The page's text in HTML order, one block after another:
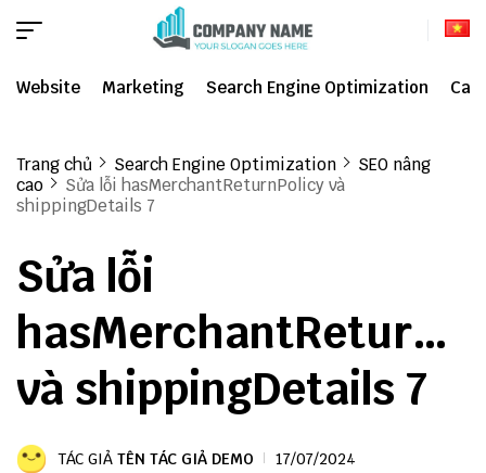
Website Marketing Search Engine Optimization
Trang chủ Search Engine Optimization
SEO nâng
cao
Sửa lỗi hasMerchantReturnPolicy và
shippingDetails 7
Sửa lỗi
và shippingDetails 7
TÁC GIẢ TÊN TÁC GIẢ DEMO 17/07/2024